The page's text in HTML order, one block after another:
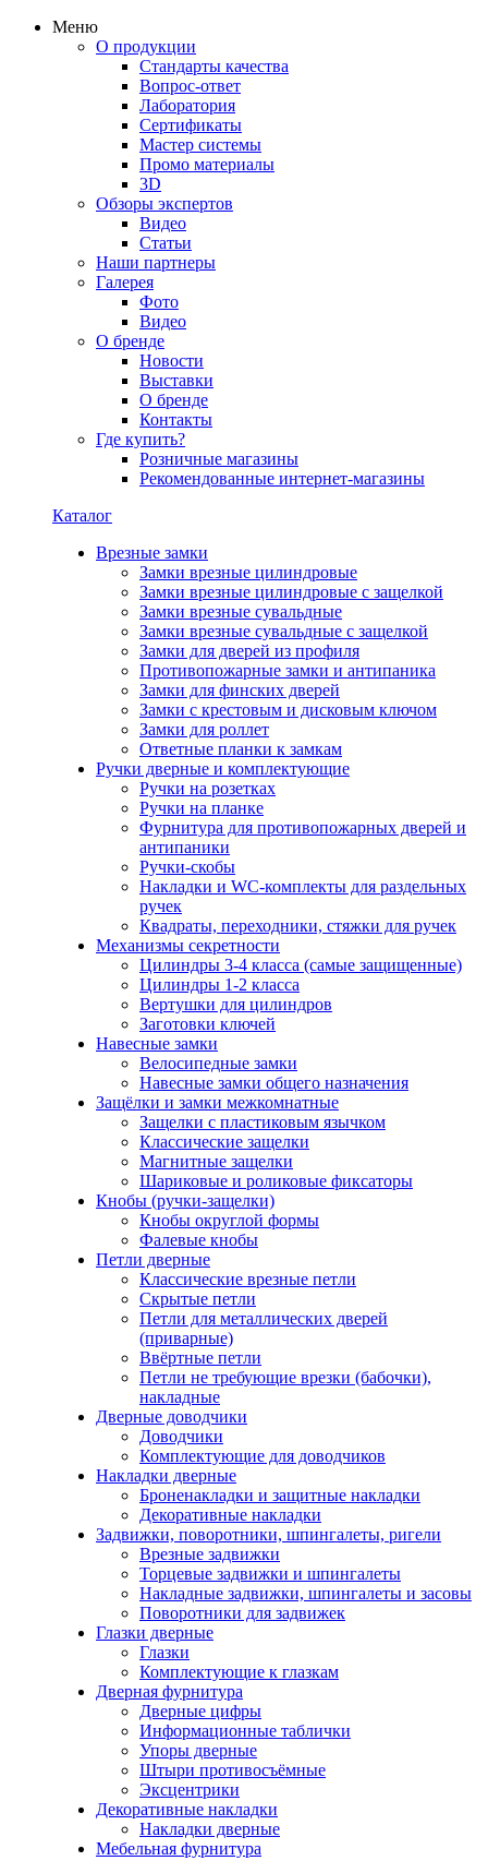
Меню
О продукции
Стандарты качества
Вопрос-ответ
Лаборатория
Сертификаты
Мастер системы
Промо материалы
3D
Обзоры экспертов
Видео
Статьи
Наши партнеры
Галерея
Фото
Видео
О бренде
Новости
Выставки
О бренде
Контакты
Где купить?
Розничные магазины
Рекомендованные интернет-магазины
Каталог
Врезные замки
Замки врезные цилиндровые
Замки врезные цилиндровые с защелкой
Замки врезные сувальдные
Замки врезные сувальдные с защелкой
Замки для дверей из профиля
Противопожарные замки и антипаника
Замки для финских дверей
Замки с крестовым и дисковым ключом
Замки для роллет
Ответные планки к замкам
Ручки дверные и комплектующие
Ручки на розетках
Ручки на планке
Фурнитура для противопожарных дверей и
антипаники
Ручки-скобы
Накладки и WC-комплекты для раздельных
ручек
Квадраты, переходники, стяжки для ручек
Механизмы секретности
Цилиндры 3-4 класса (самые защищенные)
Цилиндры 1-2 класса
Вертушки для цилиндров
Заготовки ключей
Навесные замки
Велосипедные замки
Навесные замки общего назначения
Защёлки и замки межкомнатные
Защелки с пластиковым язычком
Классические защелки
Магнитные защелки
Шариковые и роликовые фиксаторы
Кнобы (ручки-защелки)
Кнобы округлой формы
Фалевые кнобы
Петли дверные
Классические врезные петли
Скрытые петли
Петли для металлических дверей
(приварные)
Ввёртные петли
Петли не требующие врезки (бабочки),
накладные
Дверные доводчики
Доводчики
Комплектующие для доводчиков
Накладки дверные
Броненакладки и защитные накладки
Декоративные накладки
Задвижки, поворотники, шпингалеты, ригели
Врезные задвижки
Торцевые задвижки и шпингалеты
Накладные задвижки, шпингалеты и засовы
Поворотники для задвижек
Глазки дверные
Глазки
Комплектующие к глазкам
Дверная фурнитура
Дверные цифры
Информационные таблички
Упоры дверные
Штыри противосъёмные
Эксцентрики
Декоративные накладки
Накладки дверные
Мебельная фурнитура